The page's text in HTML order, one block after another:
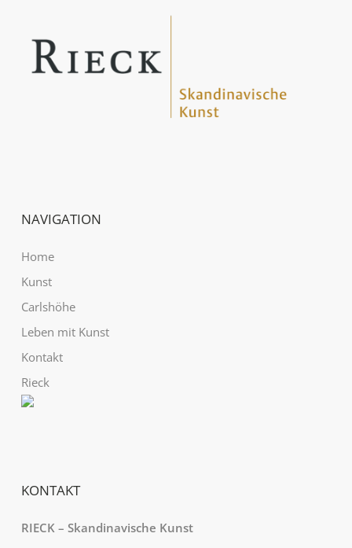
NAVIGATION
Home
Kunst
Carlshöhe
Leben mit Kunst
Kontakt
Rieck
KONTAKT
RIECK – Skandinavische Kunst